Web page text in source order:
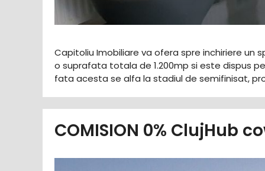
Capitoliu Imobiliare va ofera spre inchiriere
o suprafata totala de 1.200mp si este dispus
fata acesta se alfa la stadiul de semifinisat,
COMISION 0% ClujHub